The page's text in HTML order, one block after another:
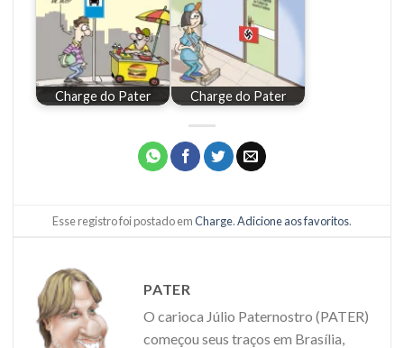
Charge do Pater Charge do Pater
Esse registro foi postado emCharge.Adicione aos favoritos.
PATER
O carioca Júlio Paternostro (PATER)
começou seus traços em Brasília,